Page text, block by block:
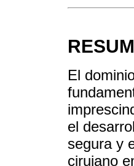
El
el
segura y
cirujano